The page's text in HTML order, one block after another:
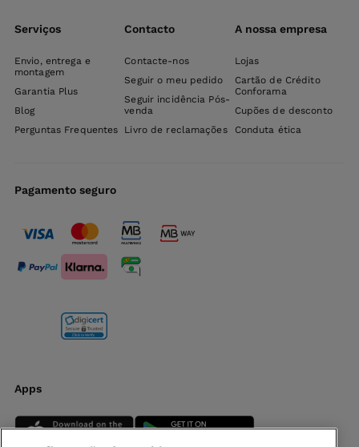
Serviços
Envio, entrega e
montagem
Garantia Plus
Blog
Perguntas Frequentes
Contacto
Contacte-nos
Seguir o meu pedido
Seguir incidência Pós-
venda
Livro de reclamações
A nossa empresa
Lojas
Cartão de Crédito
Conforama
Cupões de desconto
Conduta ética
Pagamento seguro
Apps